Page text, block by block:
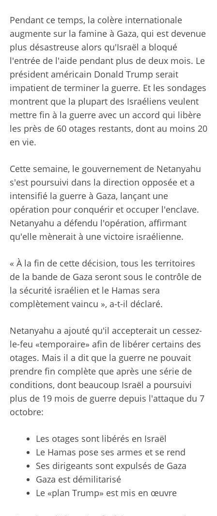
Pendant ce temps, la colère internationale
augmente sur la famine à Gaza, qui est devenue
plus désastreuse alors qu'Israël a bloqué
l'entrée de l'aide pendant plus de deux mois. Le
président américain Donald Trump serait
impatient de terminer la guerre. Et les sondages
montrent que la plupart des Israéliens veulent
mettre fin à la guerre avec un accord qui libère
les près de 60 otages restants, dont au moins 20
en vie.
Cette semaine, le gouvernement de Netanyahu
s'est poursuivi dans la direction opposée et a
intensifié la guerre à Gaza, lançant une
opération pour conquérir et occuper l'enclave.
Netanyahu a défendu l'opération, affirmant
qu'elle mènerait à une victoire israélienne.
« À la fin de cette décision, tous les territoires
de la bande de Gaza seront sous le contrôle de
la sécurité israélien et le Hamas sera
complètement vaincu », a-t-il déclaré.
Netanyahu a ajouté qu'il accepterait un cessez-
le-feu «temporaire» afin de libérer certains des
otages. Mais il a dit que la guerre ne pouvait
prendre fin complète que après une série de
conditions, dont beaucoup Israël a poursuivi
plus de 19 mois de guerre depuis l'attaque du 7
octobre:
Les otages sont libérés en Israël
Le Hamas pose ses armes et se rend
Ses dirigeants sont expulsés de Gaza
Gaza est démilitarisé
Le «plan Trump» est mis en œuvre